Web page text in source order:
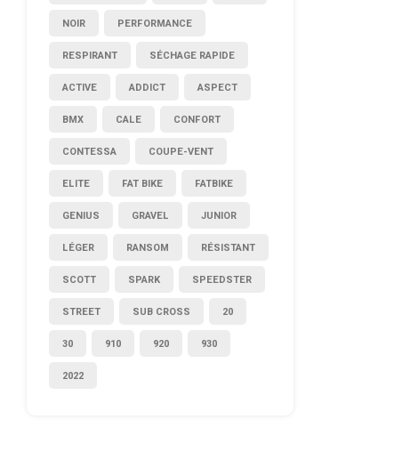
NOIR PERFORMANCE
RESPIRANT SÉCHAGE RAPIDE
ACTIVE ADDICT ASPECT
BMX CALE CONFORT
CONTESSA COUPE-VENT
ELITE FAT BIKE FATBIKE
GENIUS GRAVEL JUNIOR
LÉGER RANSOM RÉSISTANT
SCOTT SPARK SPEEDSTER
STREET SUB CROSS 20
30 910 920 930
2022